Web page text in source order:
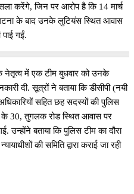
करेंगे, जिन पर आरोप है कि 14 मार्च
के बाद उनके लुटियंस स्थित आवास
गईं.
नेतृत्व में एक टीम बुधवार को उनके
दी. सूत्रों ने बताया कि डीसीपी (नयी
सहित छह सदस्यों की पुलिस
के 30, तुगलक रोड स्थित आवास पर
उन्होंने बताया कि पुलिस टीम का दौरा
की समिति द्वारा कराई जा रही